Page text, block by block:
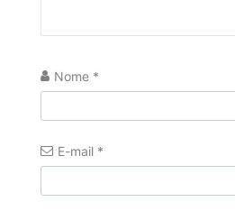
Nome *
E-mail *